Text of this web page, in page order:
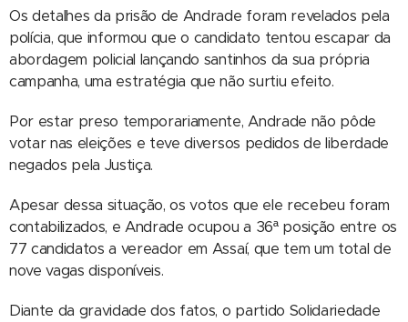
Os detalhes da prisão de Andrade foram revelados pela
polícia, que informou que o candidato tentou escapar da
abordagem policial lançando santinhos da sua própria
campanha, uma estratégia que não surtiu efeito.
Por estar preso temporariamente, Andrade não pôde
votar nas eleições e teve diversos pedidos de liberdade
negados pela Justiça.
Apesar dessa situação, os votos que ele recebeu foram
contabilizados, e Andrade ocupou a 36ª posição entre os
77 candidatos a vereador em Assaí, que tem um total de
nove vagas disponíveis.
Diante da gravidade dos fatos, o partido Solidariedade